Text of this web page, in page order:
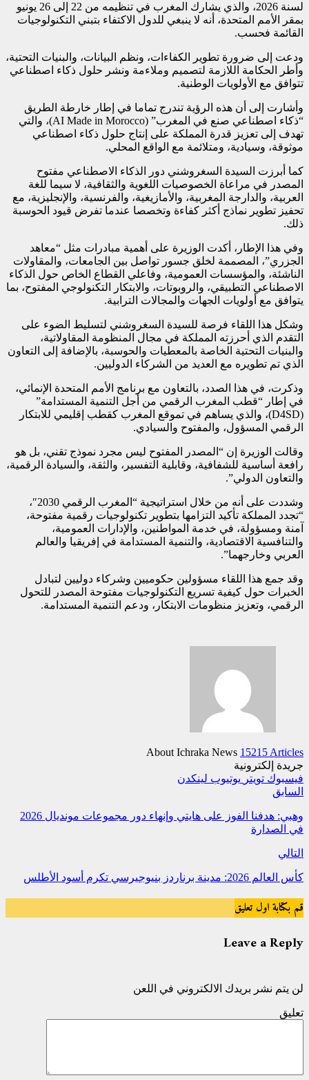
لسنة 2026، والذي يشارك المغرب في تنظيمه من 22 إلى 26 يونيو
بمقر الأمم المتحدة، أنه لا ينبغي للدول الاكتفاء بتبني التكنولوجيات
القائمة فحسب.
ودعت إلى ضرورة تطوير الكفاءات، ونظم البيانات، والبنيات التحتية،
وأطر الحكامة اللازمة لتصميم وملاءمة ونشر حلول ذكاء اصطناعي
تتوافق مع الأولويات الوطنية.
وأشارت إلى أن هذه الرؤية تندرج تماما في إطار خارطة الطريق
“ذكاء اصطناعي صنع في المغرب” (AI Made in Morocco)، والتي
تهدف إلى تعزيز قدرة المملكة على إنتاج حلول ذكاء اصطناعي
موثوقة، وسيادية، ومتلائمة مع الواقع المحلي.
كما أبرزت السيدة السغروشني دور الذكاء الاصطناعي مفتوح
المصدر في مراعاة الخصوصيات اللغوية والثقافية، لا سيما للغة
العربية، والدارجة المغربية، والأمازيغية، والفرنسية، والإنجليزية، مع
تحفيز تطوير نماذج أكثر كفاءة وتخصصا عندما تفرض قيود الحوسبة
ذلك.
وفي هذا الإطار، أكدت الوزيرة على أهمية مبادرات مثل “معاهد
الجزري”، المصممة لخلق جسور تواصل بين الجامعات، والمقاولات
الناشئة، والمؤسسات العمومية، وفاعلي القطاع الخاص حول الذكاء
الاصطناعي التطبيقي، والروبوتات، والابتكار التكنولوجي المفتوح، بما
يتوافق مع أولويات الجهات والمجالات الترابية.
وشكل هذا اللقاء فرصة للسيدة السغروشني لتسليط الضوء على
التقدم الذي أحرزته المملكة في مجال المنظومة المقاولاتية،
والبنيات التحتية الخاصة بالمعطيات والحوسبة، بالإضافة إلى التعاون
الذي تم تطويره مع العديد من الشركاء الدوليين.
وذكرت، في هذا الصدد، بالتعاون مع برنامج الأمم المتحدة الإنمائي،
في إطار “قطب المغرب الرقمي من أجل التنمية المستدامة”
(D4SD)، والذي يساهم في تموقع المغرب كقطب إقليمي للابتكار
الرقمي المسؤول، والمفتوح والسيادي.
وقالت الوزيرة إن “المصدر المفتوح ليس مجرد نموذج تقني، بل هو
رافعة أساسية للشفافية، وقابلية التفسير، والثقة، والسيادة الرقمية،
والتعاون الدولي”.
وشددت على أنه من خلال استراتيجية “المغرب الرقمي 2030″،
“تجدد المملكة تأكيد التزامها بتطوير تكنولوجيات رقمية مفتوحة،
آمنة ومسؤولة، في خدمة المواطنين، والإدارات العمومية،
والتنافسية الاقتصادية، والتنمية المستدامة في إفريقيا والعالم
العربي وخارجهما”.
وقد جمع هذا اللقاء مسؤولين حكوميين وشركاء دوليين لتبادل
الخبرات حول كيفية تسريع التكنولوجيات مفتوحة المصدر للتحول
الرقمي، وتعزيز منظومات الابتكار، ودعم التنمية المستدامة.
About Ichraka News 15215 Articles
جريدة إلكترونية
فيسبوك تويتر يوتيوب لينكدن
السابق
وهبي: هدفنا الفوز على هايتي وإنهاء دور مجموعات مونديال 2026
في الصدارة
التالي
كأس العالم 2026: مدينة برناردز بنيوجيرسي تكرم أسود الأطلس
قم بكتابة اول تعليق
Leave a Reply
لن يتم نشر بريدك الالكتروني في اللعن
تعليق